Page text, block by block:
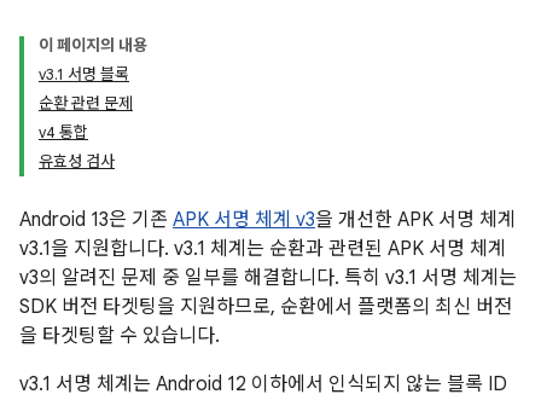
이 페이지의 내용
v3.1 서명 블록
순환 관련 문제
v4 통합
유효성 검사
Android 13은 기존 APK 서명 체계 v3을 개선한 APK 서명 체계
v3.1을 지원합니다. v3.1 체계는 순환과 관련된 APK 서명 체계
v3의 알려진 문제 중 일부를 해결합니다. 특히 v3.1 서명 체계는
SDK 버전 타겟팅을 지원하므로, 순환에서 플랫폼의 최신 버전
을 타겟팅할 수 있습니다.
v3.1 서명 체계는 Android 12 이하에서 인식되지 않는 블록 ID